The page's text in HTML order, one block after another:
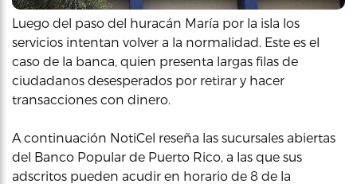
Luego del paso del huracán María por la isla los
servicios intentan volver a la normalidad. Este es el
caso de la banca, quien presenta largas filas de
ciudadanos desesperados por retirar y hacer
transacciones con dinero.
A continuación NotiCel reseña las sucursales abiertas
del Banco Popular de Puerto Rico, a las que sus
adscritos pueden acudir en horario de 8 de la